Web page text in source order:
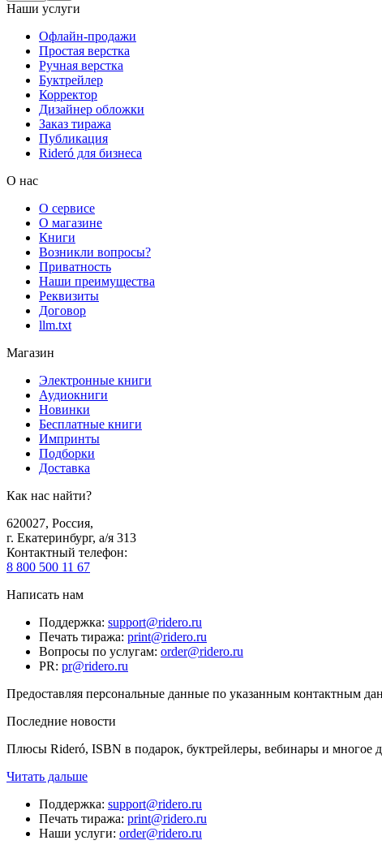
Наши услуги
Офлайн-продажи
Простая верстка
Ручная верстка
Буктрейлер
Корректор
Дизайнер обложки
Заказ тиража
Публикация
Rideró для бизнеса
О нас
О сервисе
О магазине
Книги
Возникли вопросы?
Приватность
Наши преимущества
Реквизиты
Договор
llm.txt
Магазин
Электронные книги
Аудиокниги
Новинки
Бесплатные книги
Импринты
Подборки
Доставка
Как нас найти?
620027, Россия,
г. Екатеринбург, а/я 313
Контактный телефон:
8 800 500 11 67
Написать нам
Поддержка: support@ridero.ru
Печать тиража: print@ridero.ru
Вопросы по услугам: order@ridero.ru
PR: pr@ridero.ru
Предоставляя персональные данные по указанным контактным
Последние новости
Плюсы Rideró, ISBN в подарок, буктрейлеры, вебинары и многое
Читать дальше
Поддержка: support@ridero.ru
Печать тиража: print@ridero.ru
Наши услуги: order@ridero.ru